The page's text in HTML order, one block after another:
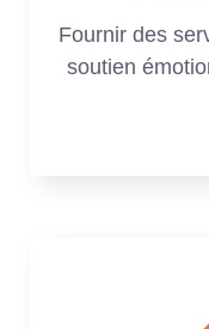
Fournir des
soutien